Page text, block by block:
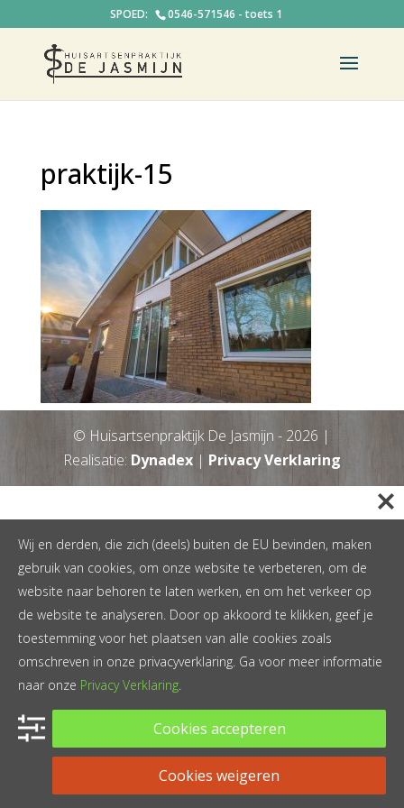
0546-571546 - toets 1
praktijk-15
© Huisartsenpraktijk De Jasmijn - 2026 |
Realisatie: Dynadex| Privacy Verklaring
Wij en derden, die zich (deels) buiten de EU bevinden, maken
gebruik van cookies, om onze website te verbeteren, om de
website naar behoren te laten werken, en om het verkeer op
de website te analyseren. Door op akkoord te klikken, geef je
toestemming voor het plaatsen van alle cookies zoals
omschreven in onze privacyverklaring. Ga voor meer informatie
naar onze Privacy Verklaring.
Cookies accepteren
Cookies weigeren